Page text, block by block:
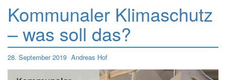
Kommunaler Klimaschutz
– was soll das?
28. September 2019 Andreas Hof